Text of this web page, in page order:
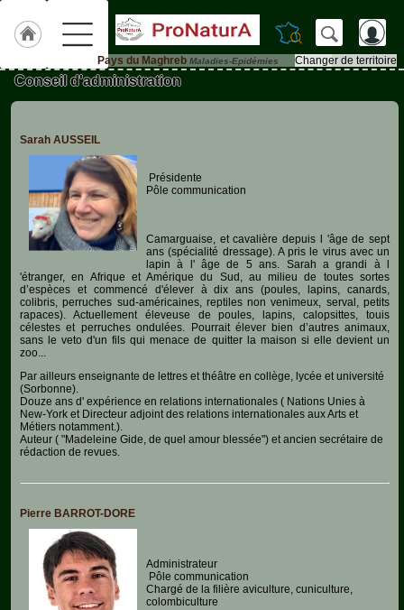
Pays du Maghreb Maladies-Epidémies
Changer de territoire
Accueil
Pays
Maghreb
sommes-
nous
Textes
Lois
Annonces
Animaux-
de-
Ferme
Aquariophilie
Chiens
Equidés
Conseil d'administration
Sarah AUSSEIL
Présidente
Pôle communication
Camarguaise, et cavalière depuis l 'âge de sept
ans (spécialité dressage). A pris le virus avec un
lapin à l' âge de 5 ans. Sarah a grandi à l
'étranger, en Afrique et Amérique du Sud, au milieu de toutes sortes
d’espèces et commencé d'élever à dix ans (poules, lapins, canards,
colibris, perruches sud-américaines, reptiles non venimeux, serval, petits
rapaces). Actuellement éleveuse de poules, lapins, calopsittes, touis
célestes et perruches ondulées. Pourrait élever bien d’autres animaux,
sans le veto d'un fils qui menace de quitter la maison si elle devient un
zoo...
Par ailleurs enseignante de lettres et théâtre en collège, lycée et université
(Sorbonne).
Douze ans d' expérience en relations internationales ( Nations Unies à
New-York et Directeur adjoint des relations internationales aux Arts et
Métiers notamment.).
Auteur ( "Madeleine Gide, de quel amour blessée") et ancien secrétaire de
rédaction de revues.
Pierre BARROT-DORE
Administrateur
Pôle communication
Chargé de la filière aviculture, cuniculture,
colombiculture